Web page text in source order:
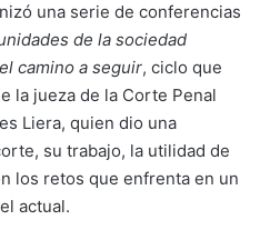
una serie de conferencias
de la sociedad
camino a seguir, ciclo que
la jueza de la Corte Penal
Liera, quien dio una
su trabajo, la utilidad de
los retos que enfrenta en un
actual.